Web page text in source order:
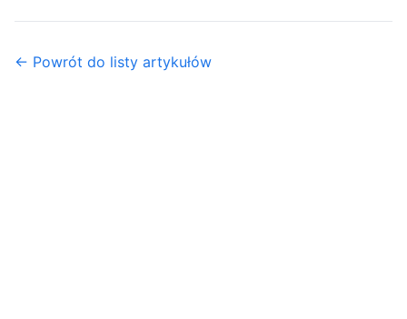
← Powrót do listy artykułów